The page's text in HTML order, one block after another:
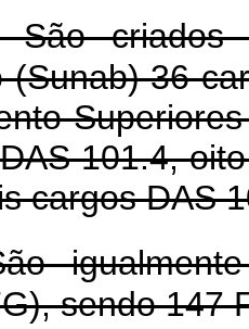
São criados
(Sunab) 36
101.4,
cargos DAS
sendo 147